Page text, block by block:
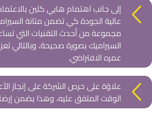
إلى جانب اهتمام هابي كلين
عالية الجودة كي تضمن متانة
مجموعة من أحدث التقنيات التي
السيراميك بصورة صحيحة، وبالتالي
عمره الافتراضي.
علاوًة على حرص الشركة على إنجاز
الوقت المتفق عليه، وهذا يضمن